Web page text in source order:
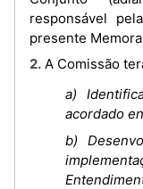
responsável
presente
2. A Comissão
a)
acordado
b)